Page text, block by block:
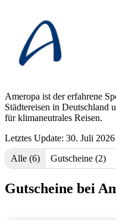
Ameropa ist der erfahrene
Städtereisen in
für klimaneutrales Reisen.
Letztes Update: 30. Juli 2026
Alle (6)
Gutscheine (2)
Gutscheine bei